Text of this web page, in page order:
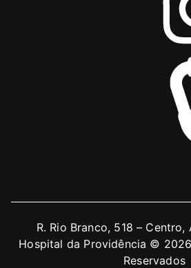
R. Rio Branco, 518 – Centro,
Hospital da Providência ©
Reservados